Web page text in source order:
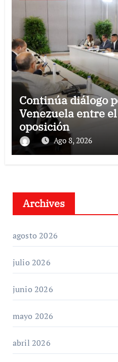
Continúa diálogo
Venezuela entre
oposición
Ago 8, 2026
Archives
agosto 2026
julio 2026
junio 2026
mayo 2026
abril 2026